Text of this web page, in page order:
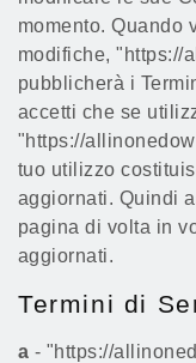
momento. Quando
modifiche, "https://
pubblicherà i
accetti che se
"https://
tuo utilizzo
aggiornati. Quindi
pagina di volta in
aggiornati.
Termini di
a - "https://